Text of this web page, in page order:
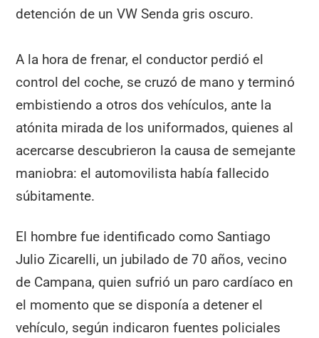
detención de un VW Senda gris oscuro.
A la hora de frenar, el conductor perdió el
control del coche, se cruzó de mano y terminó
embistiendo a otros dos vehículos, ante la
atónita mirada de los uniformados, quienes al
acercarse descubrieron la causa de semejante
maniobra: el automovilista había fallecido
súbitamente.
El hombre fue identificado como Santiago
Julio Zicarelli, un jubilado de 70 años, vecino
de Campana, quien sufrió un paro cardíaco en
el momento que se disponía a detener el
vehículo, según indicaron fuentes policiales